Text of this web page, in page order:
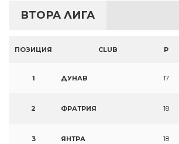
ВТОРА ЛИГА
ПОЗИЦИЯ CLUB P
1 ДУНАВ 17
2 ФРАТРИЯ 18
3 ЯНТРА 18